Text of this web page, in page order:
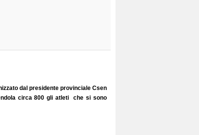
dal presidente provinciale Csen
circa 800 gli atleti che si sono